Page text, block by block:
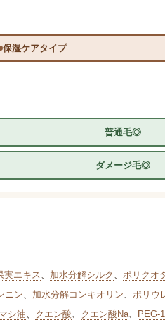
保湿ケアタイプ
普通毛◎
ダメージ毛◎
実エキス、 加水分解シルク 、 ポリクオ
ニン、 加水分解コンキオリン、 ポリウ
シ油、 クエン酸、 クエン酸Na、 PEG-